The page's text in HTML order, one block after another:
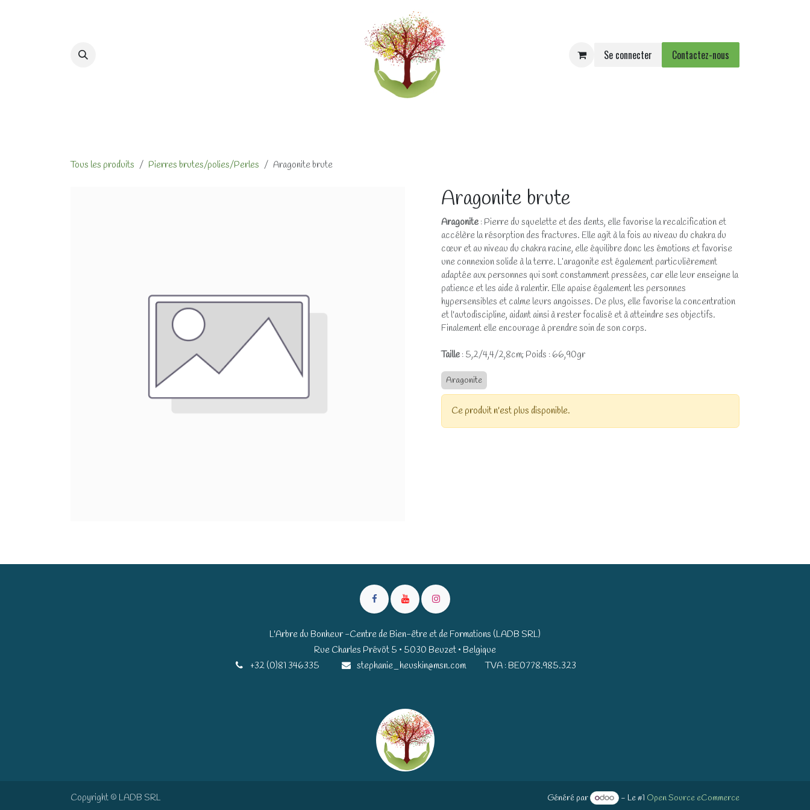
Se connecter Contactez-nous
Tous les produits Pierres brutes/polies/Perles Aragonite brute
Aragonite brute
Aragonite : Pierre du squelette et des dents, elle favorise la recalcification et
accélère la résorption des fractures. Elle agit à la fois au niveau du chakra du
cœur et au niveau du chakra racine, elle équilibre donc les émotions et favorise
une connexion solide à la terre. L’aragonite est également particulièrement
adaptée aux personnes qui sont constamment pressées, car elle leur enseigne la
patience et les aide à ralentir. Elle apaise également les personnes
hypersensibles et calme leurs angoisses. De plus, elle favorise la concentration
et l'autodiscipline, aidant ainsi à rester focalisé et à atteindre ses objectifs.
Finalement elle encourage à prendre soin de son corps.
Taille : 5,2/4,4/2,8cm; Poids : 66,90gr
Aragonite
Ce produit n'est plus disponible.
L'Arbre du Bonheur -Centre de Bien-être et de Formations (LADB SRL)
Rue Charles Prévôt 5 • 5030 Beuzet • Belgique​​
+32 (0)81 346335
stephanie_heuskin@msn.com TVA : BE0778.985.323
Copyright © LADB SRL Généré par - Le #1 Open Source eCommerce